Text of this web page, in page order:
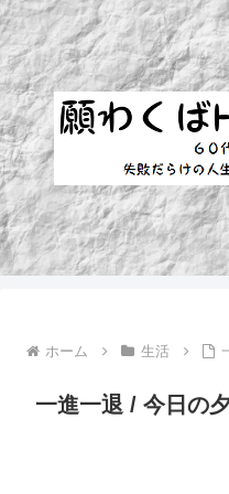
ホーム 生活
一進一退 / 今日の